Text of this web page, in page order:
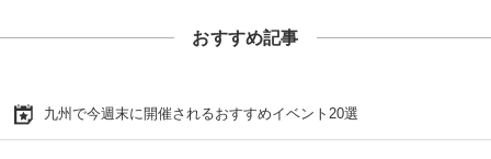
おすすめ記事
九州で今週末に開催されるおすすめイベント20選